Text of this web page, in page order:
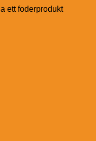
ett foderprodukt